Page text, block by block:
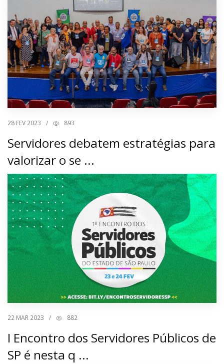
28 FEV 2023 / 893
Servidores debatem estratégias para
valorizar o se ...
22 MAR 2023 / 882
I Encontro dos Servidores Públicos de
SP é nesta q ...